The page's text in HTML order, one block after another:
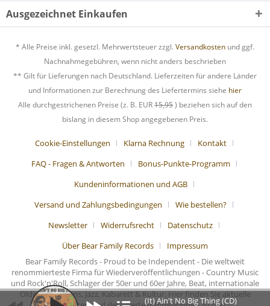
Ausgezeichnet Einkaufen
* Alle Preise inkl. gesetzl. Mehrwertsteuer zzgl. Versandkosten und ggf.
Nachnahmegebühren, wenn nicht anders beschrieben
** Gilt für Lieferungen nach Deutschland. Lieferzeiten für andere Länder
und Informationen zur Berechnung des Liefertermins siehe hier
Alle durchgestrichenen Preise (z. B. EUR15,95) beziehen sich auf den
bislang in diesem Shop angegebenen Preis.
Cookie-Einstellungen Klarna Rechnung
Kontakt
FAQ - Fragen & Antworten
Bonus-Punkte-Programm
Kundeninformationen und AGB
Versand und Zahlungsbedingungen
Wie bestellen?
Newsletter
Widerrufsrecht
Datenschutz
Über Bear Family Records
Impressum
Bear Family Records - Proud to be Independent - Die weltweit
renommierteste Firma für Wiederveröffentlichungen - Country Music
und Rock'n'Roll, Schlager der 50er und 60er Jahre, Beat, internationale
Oldies, Chansons, Jazz, Kabarett & Kultur. Hier finden Sie aktuelle
(It) Ain't No Big Thing (CD)